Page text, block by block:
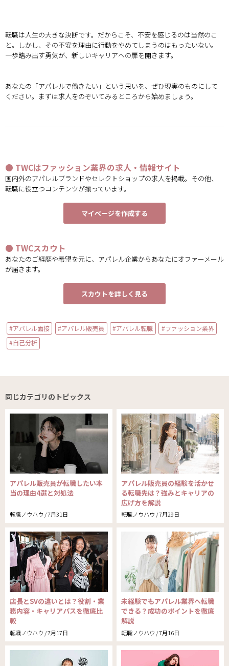
転職は人生の大きな決断です。だからこそ、不安を感じるのは当然のこ
と。しかし、その不安を理由に行動をやめてしまうのはもったいない。
一歩踏み出す勇気が、新しいキャリアへの扉を開きます。
あなたの「アパレルで働きたい」という思いを、ぜひ現実のものにして
ください。まずは求人をのぞいてみるところから始めましょう。
● TWCはファッション業界の求人・情報サイト
国内外のアパレルブランドやセレクトショップの求人を掲載。その他、
転職に役立つコンテンツが揃っています。
マイページを作成する
● TWCスカウト
あなたのご経歴や希望を元に、アパレル企業からあなたにオファーメール
が届きます。
スカウトを詳しく見る
#アパレル面接 #アパレル販売員 #アパレル転職
#ファッション業界
#自己分析
同じカテゴリのトピックス
転職ノウハウ / 7月31日
アパレル販売員が転職したい本
当の理由4選と対処法
転職ノウハウ / 7月29日
アパレル販売員の経験を活かせ
る転職先は？強みとキャリアの
広げ方を解説
転職ノウハウ / 7月17日
店長とSVの違いとは？役割・業
務内容・キャリアパスを徹底比
較
転職ノウハウ / 7月16日
未経験でもアパレル業界へ転職
できる？成功のポイントを徹底
解説